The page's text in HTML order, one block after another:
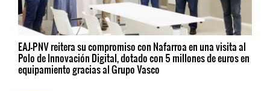
EAJ-PNV reitera su compromiso con Nafarroa en una visita al
Polo de Innovación Digital, dotado con 5 millones de euros en
equipamiento gracias al Grupo Vasco